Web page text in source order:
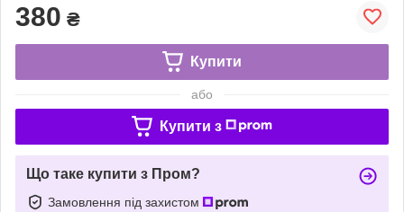
380 ₴
Купити
або
Купити з
Що таке купити з Пром?
Замовлення під захистом